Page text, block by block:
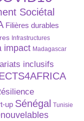
Sociétal
Filières durables
Infrastructures
impact Madagascar
inclusifs
up Sénégal Tunisie